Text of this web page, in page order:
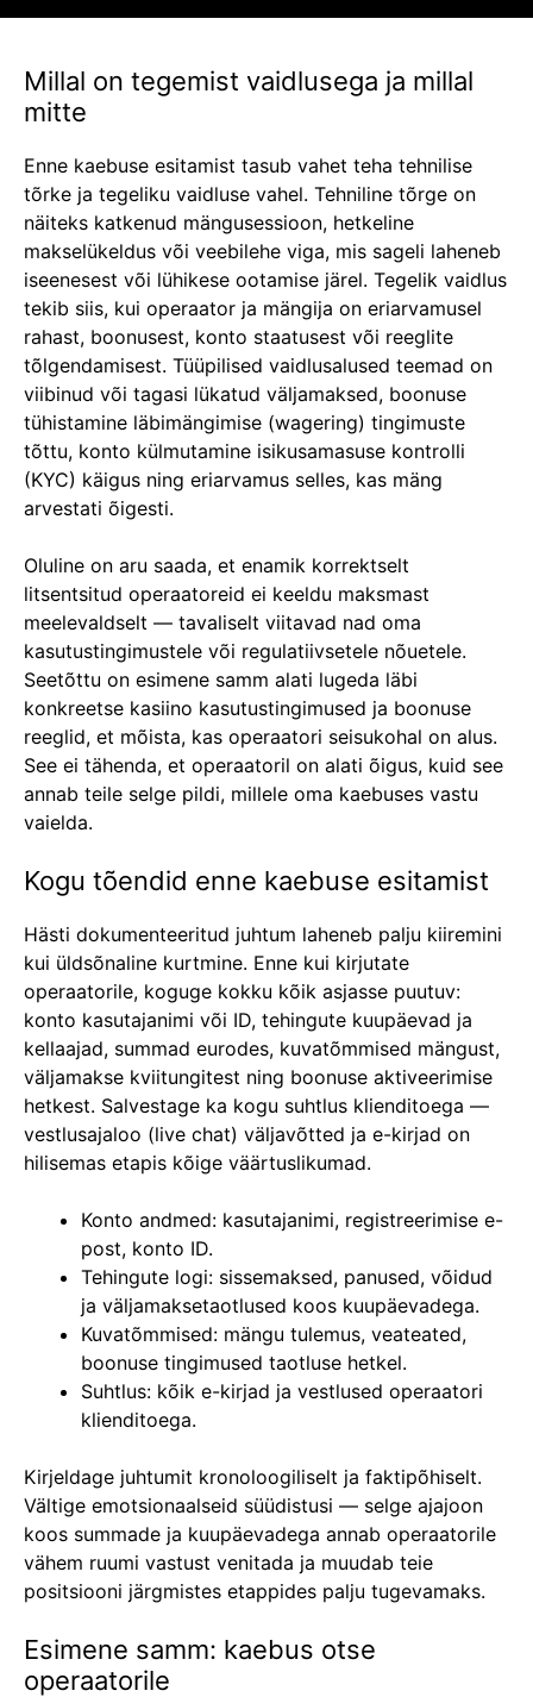
Millal on tegemist vaidlusega ja millal
mitte
Enne kaebuse esitamist tasub vahet teha tehnilise
tõrke ja tegeliku vaidluse vahel. Tehniline tõrge on
näiteks katkenud mängusessioon, hetkeline
makselükeldus või veebilehe viga, mis sageli laheneb
iseenesest või lühikese ootamise järel. Tegelik vaidlus
tekib siis, kui operaator ja mängija on eriarvamusel
rahast, boonusest, konto staatusest või reeglite
tõlgendamisest. Tüüpilised vaidlusalused teemad on
viibinud või tagasi lükatud väljamaksed, boonuse
tühistamine läbimängimise (wagering) tingimuste
tõttu, konto külmutamine isikusamasuse kontrolli
(KYC) käigus ning eriarvamus selles, kas mäng
arvestati õigesti.
Oluline on aru saada, et enamik korrektselt
litsentsitud operaatoreid ei keeldu maksmast
meelevaldselt — tavaliselt viitavad nad oma
kasutustingimustele või regulatiivsetele nõuetele.
Seetõttu on esimene samm alati lugeda läbi
konkreetse kasiino kasutustingimused ja boonuse
reeglid, et mõista, kas operaatori seisukohal on alus.
See ei tähenda, et operaatoril on alati õigus, kuid see
annab teile selge pildi, millele oma kaebuses vastu
vaielda.
Kogu tõendid enne kaebuse esitamist
Hästi dokumenteeritud juhtum laheneb palju kiiremini
kui üldsõnaline kurtmine. Enne kui kirjutate
operaatorile, koguge kokku kõik asjasse puutuv:
konto kasutajanimi või ID, tehingute kuupäevad ja
kellaajad, summad eurodes, kuvatõmmised mängust,
väljamakse kviitungitest ning boonuse aktiveerimise
hetkest. Salvestage ka kogu suhtlus klienditoega —
vestlusajaloo (live chat) väljavõtted ja e-kirjad on
hilisemas etapis kõige väärtuslikumad.
Konto andmed: kasutajanimi, registreerimise e-
post, konto ID.
Tehingute logi: sissemaksed, panused, võidud
ja väljamaksetaotlused koos kuupäevadega.
Kuvatõmmised: mängu tulemus, veateated,
boonuse tingimused taotluse hetkel.
Suhtlus: kõik e-kirjad ja vestlused operaatori
klienditoega.
Kirjeldage juhtumit kronoloogiliselt ja faktipõhiselt.
Vältige emotsionaalseid süüdistusi — selge ajajoon
koos summade ja kuupäevadega annab operaatorile
vähem ruumi vastust venitada ja muudab teie
positsiooni järgmistes etappides palju tugevamaks.
Esimene samm: kaebus otse
operaatorile